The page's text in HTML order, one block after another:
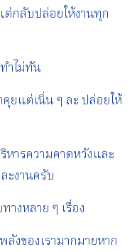
ต่กลับปล่อยให้งานทุก
ำไม่ทัน
คุยแต่เนิ่น ๆ ละ ปล่อยให้
หารความคาดหวังและ
ะงานครับ
างหลาย ๆ เรื่อง
งของเรามากมายหาก